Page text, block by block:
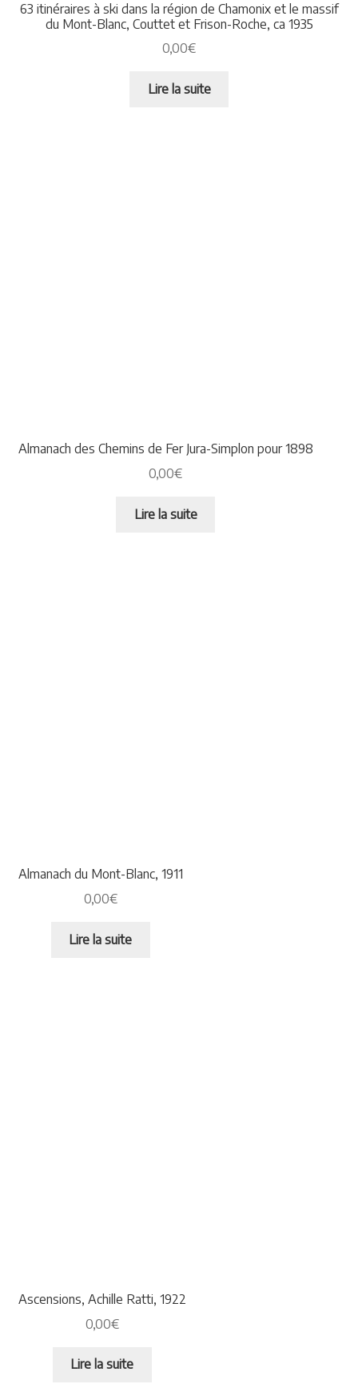
63 itinéraires à ski dans la région de Chamonix et le massif
du Mont-Blanc, Couttet et Frison-Roche, ca 1935
0,00€
Lire la suite
Almanach des Chemins de Fer Jura-Simplon pour 1898
0,00€
Lire la suite
Almanach du Mont-Blanc, 1911
0,00€
Lire la suite
Ascensions, Achille Ratti, 1922
0,00€
Lire la suite